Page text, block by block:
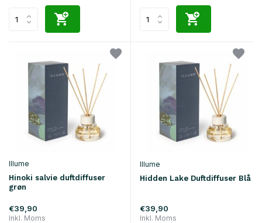
Illume
Hinoki salvie duftdiffuser
grøn
€39,90
Inkl. Moms
Illume
Hidden Lake Duftdiffuser Blå
€39,90
Inkl. Moms